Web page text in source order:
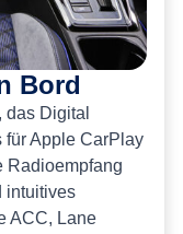
Bord
Digital
für Apple CarPlay
Radioempfang
intuitives
ACC, Lane